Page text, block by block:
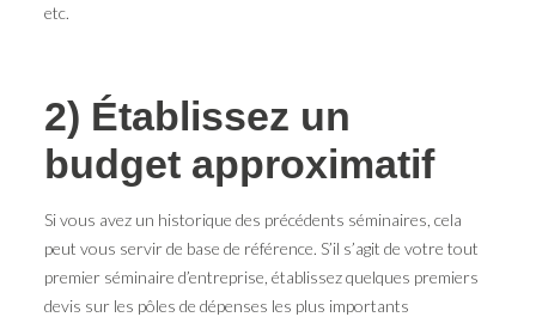
etc.
2) Établissez un
budget approximatif
Si vous avez un historique des précédents séminaires, cela
peut vous servir de base de référence. S’il s’agit de votre tout
premier séminaire d’entreprise, établissez quelques premiers
devis sur les pôles de dépenses les plus importants